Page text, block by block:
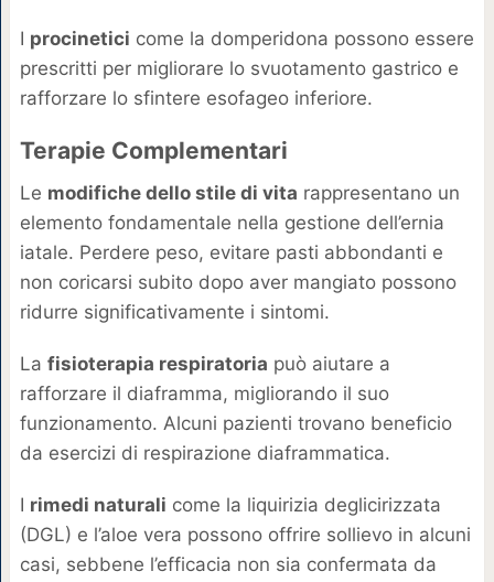
I procinetici come la domperidona possono essere
prescritti per migliorare lo svuotamento gastrico e
rafforzare lo sfintere esofageo inferiore.
Terapie Complementari
Le modifiche dello stile di vita rappresentano un
elemento fondamentale nella gestione dell’ernia
iatale. Perdere peso, evitare pasti abbondanti e
non coricarsi subito dopo aver mangiato possono
ridurre significativamente i sintomi.
La fisioterapia respiratoria può aiutare a
rafforzare il diaframma, migliorando il suo
funzionamento. Alcuni pazienti trovano beneficio
da esercizi di respirazione diaframmatica.
I rimedi naturali come la liquirizia deglicirizzata
(DGL) e l’aloe vera possono offrire sollievo in alcuni
casi, sebbene l’efficacia non sia confermata da